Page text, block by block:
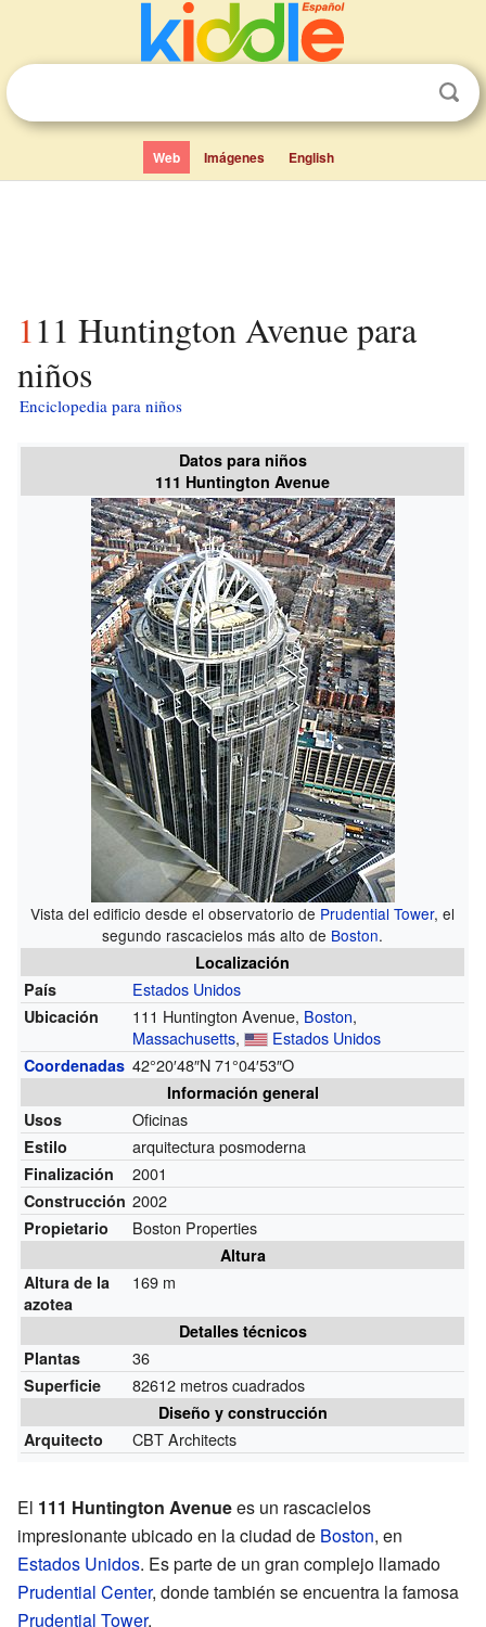
Web Imágenes English
111 Huntington Avenue para
niños
Enciclopedia para niños
Datos para niños
111 Huntington Avenue
Vista del edificio desde el observatorio de Prudential Tower, el
segundo rascacielos más alto de Boston.
Localización
País
Estados Unidos
Ubicación 111 Huntington Avenue, Boston,
Massachusetts, Estados Unidos
Coordenadas 42°20′48″N71°04′53″O
Información general
Usos
Oficinas
Estilo arquitectura posmoderna
Finalización 2001
Construcción 2002
Propietario Boston Properties
Altura
Altura de la
azotea
169 m
Detalles técnicos
Plantas
36
Superficie 82612 metros cuadrados
Diseño y construcción
Arquitecto
CBT Architects
El 111 Huntington Avenuees un rascacielos
impresionante ubicado en la ciudad de Boston, en
Estados Unidos. Es parte de un gran complejo llamado
Prudential Center, donde también se encuentra la famosa
Prudential Tower.